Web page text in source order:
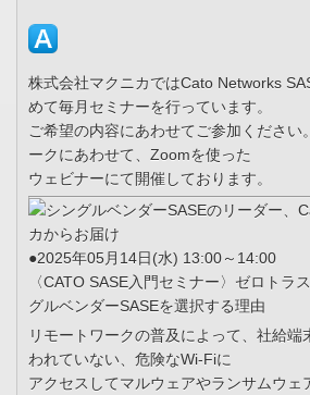
株式会社マクニカではCato Networks
めて毎月セミナーを行っています。
ご希望の内容にあわせてご参加ください
ークにあわせて、Zoomを使った
ウェビナーにて開催しております。
●2025年05月14日(水) 13:00～14:00
〈CATO SASE入門セミナー〉ゼロトラ
グルベンダーSASEを選択する理由
リモートワークの普及によって、社給端
われていない、危険なWi-Fiに
アクセスしてマルウェアやランサムウェ